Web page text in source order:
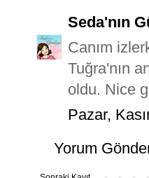
Seda'nın
Canım
Tuğra'nın
oldu. Nice
Pazar,
Yorum